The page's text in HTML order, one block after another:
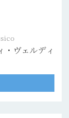
・ヴェルディ